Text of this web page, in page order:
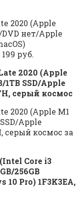
2020 (Apple
DVD нет/Apple
руб.
2020 (Apple
1TB SSD/Apple
серый космос
2020 (Apple M1
Apple
серый космос за
Core i3
256GB
10 Pro) 1F3K3EA,